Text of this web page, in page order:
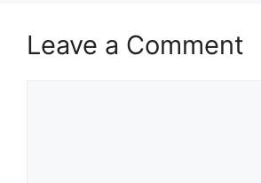
Leave a Comment